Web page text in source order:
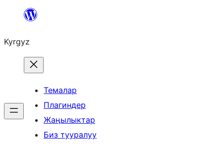
Мазмунга
Kyrgyz
Темалар
Плагиндер
Жаңылыктар
Биз тууралуу